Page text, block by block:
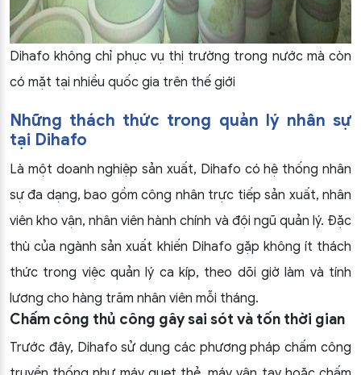
Dihafo không chỉ phục vụ thị trường trong nước mà còn
có mặt tại nhiều quốc gia trên thế giới
Những thách thức trong quản lý nhân sự
tại Dihafo
Là một doanh nghiệp sản xuất, Dihafo có hệ thống nhân
sự đa dạng, bao gồm công nhân trực tiếp sản xuất, nhân
viên kho vận, nhân viên hành chính và đội ngũ quản lý. Đặc
thù của ngành sản xuất khiến Dihafo gặp không ít thách
thức trong việc quản lý ca kíp, theo dõi giờ làm và tính
lương cho hàng trăm nhân viên mỗi tháng.
Chấm công thủ công gây sai sót và tốn thời gian
Trước đây, Dihafo sử dụng các phương pháp chấm công